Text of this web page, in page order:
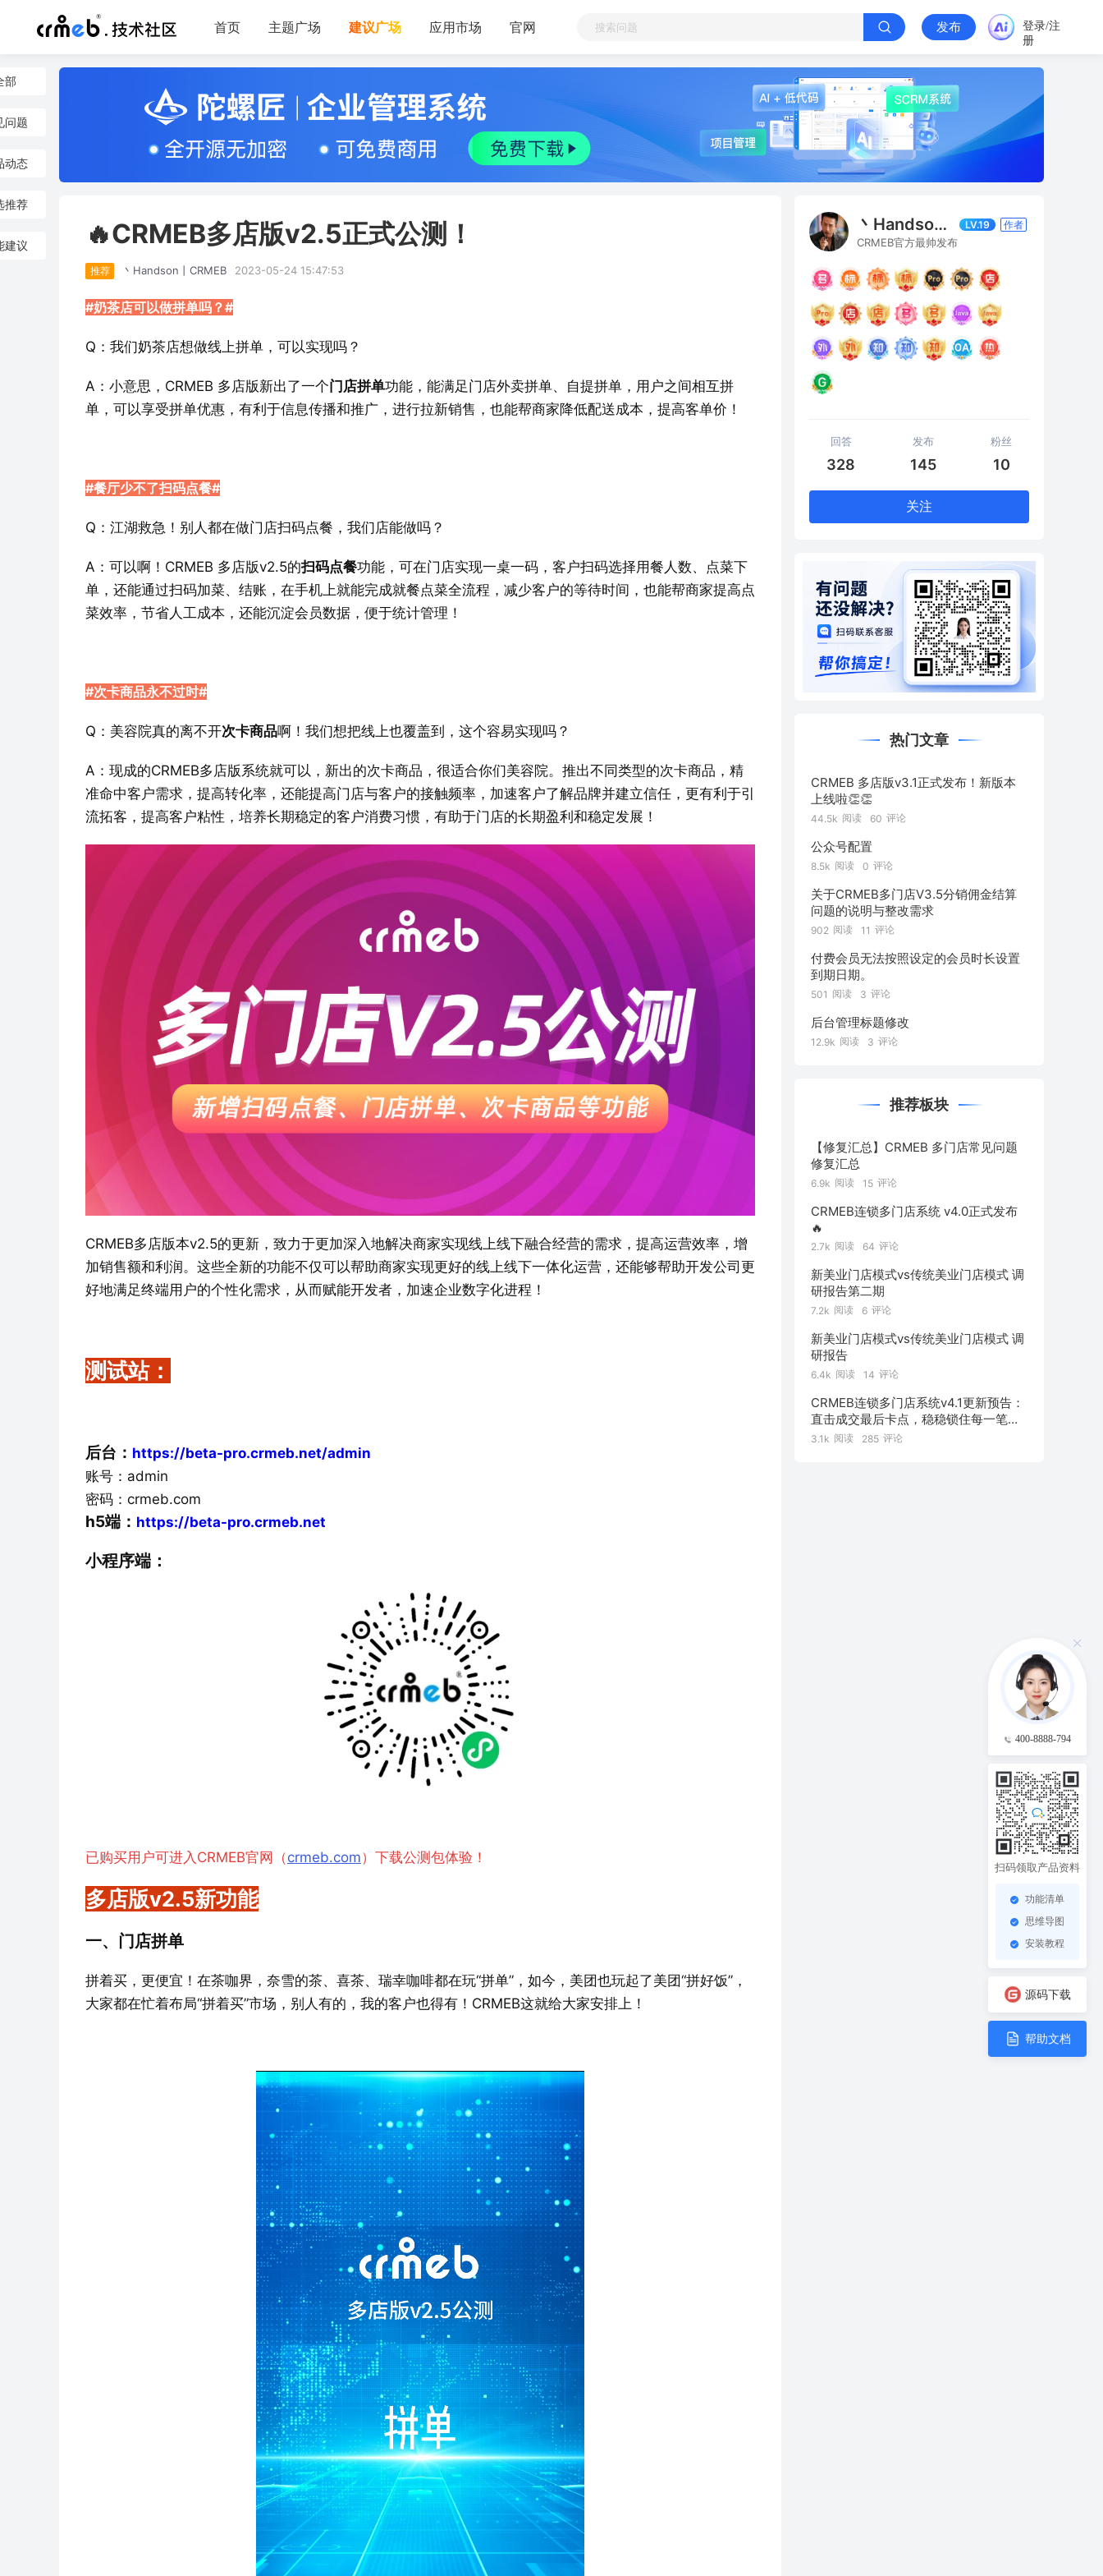
首页 主题广场 建议广场 应用市场 官网 发布
登录/注
册
部
问题
动态
推荐
建议 🔥CRMEB多店版v2.5正式公测！
推荐 丶Handson丨CRMEB 2023-05-24 15:47:53
#奶茶店可以做拼单吗？#
Q：我们奶茶店想做线上拼单，可以实现吗？
A：​小意思，CRMEB 多店版新出了一个门店拼单功能，能满足门店外卖拼单、自提拼单，用户之间相互拼
单，可以享受拼单优惠，有利于信息传播和推广，进行拉新销售，也能帮商家降低配送成本，提高客单价！
#餐厅少不了扫码点餐#
Q：江湖救急！别人都在做门店扫码点餐，我们店能做吗？
A：可以啊！CRMEB 多店版v2.5的扫码点餐功能，可在门店实现一桌一码，客户扫码选择用餐人数、点菜下
单，还能通过扫码加菜、结账，在手机上就能完成就餐点菜全流程，减少客户的等待时间，也能帮商家提高点
菜效率，节省人工成本，还能沉淀会员数据，便于统计管理！
#次卡商品永不过时#
Q：美容院真的离不开次卡商品啊！我们想把线上也覆盖到，这个容易实现吗？
A：现成的CRMEB多店版系统就可以，新出的次卡商品，很适合你们美容院。推出不同类型的次卡商品，精
准命中客户需求，提高转化率，还能提高门店与客户的接触频率，加速客户了解品牌并建立信任，更有利于引
流拓客，提高客户粘性，培养长期稳定的客户消费习惯，有助于门店的长期盈利和稳定发展！
CRMEB多店版本v2.5的更新，致力于更加深入地解决商家实现线上线下融合经营的需求，提高运营效率，增
加销售额和利润。这些全新的功能不仅可以帮助商家实现更好的线上线下一体化运营，还能够帮助开发公司更
好地满足终端用户的个性化需求，从而赋能开发者，加速企业数字化进程！
测试站：
后台： https://beta-pro.crmeb.net/admin
账号：admin
密码：crmeb.com
h5端： https://beta-pro.crmeb.net
小程序端：
已购买用户可进入CRMEB官网（crmeb.com）下载公测包体验！
多店版v2.5新功能
一、门店拼单
拼着买，更便宜！在茶咖界，奈雪的茶、喜茶、瑞幸咖啡都在玩“拼单”，如今，美团也玩起了美团“拼好饭”，
大家都在忙着布局“拼着买”市场，别人有的，我的客户也得有！CRMEB这就给大家安排上！
丶Handson丨CRMEB LV.19 作者
CRMEB官方最帅发布
回答
328
发布
145
粉丝
10
关注
热门文章
CRMEB 多店版v3.1正式发布！新版本
上线啦👏👏
44.5k 阅读 60 评论
公众号配置
8.5k 阅读 0 评论
关于CRMEB多门店V3.5分销佣金结算
问题的说明与整改需求
902 阅读 11 评论
付费会员无法按照设定的会员时长设置
到期日期。
501 阅读 3 评论
后台管理标题修改
12.9k 阅读 3 评论
推荐板块
【修复汇总】CRMEB 多门店常见问题
修复汇总
6.9k 阅读 15 评论
CRMEB连锁多门店系统 v4.0正式发布
🔥
2.7k 阅读 64 评论
新美业门店模式vs传统美业门店模式 调
研报告第二期
7.2k 阅读 6 评论
新美业门店模式vs传统美业门店模式 调
研报告
6.4k 阅读 14 评论
CRMEB连锁多门店系统v4.1更新预告：
直击成交最后卡点，稳稳锁住每一笔订
单！
3.1k 阅读 285 评论
400-8888-794
扫码领取产品资料
功能清单
思维导图
安装教程
源码下载
帮助文档